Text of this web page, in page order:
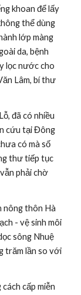
khoan để lấy
thể dùng
lớp màng
da, bệnh
lọc nước cho
Lâm, bí thư
cứu tại Đông
có mà số
thư tiếp tục
phải chờ
- vệ sinh môi
trăm lần so với